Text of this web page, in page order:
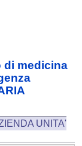
di medicina
UNITA'